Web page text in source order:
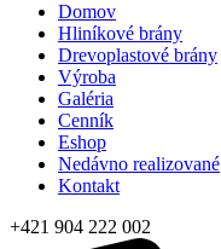
Domov
Hliníkové brány
Drevoplastové brány
Výroba
Galéria
Cenník
Eshop
Nedávno realizované
Kontakt
+421 904 222 002